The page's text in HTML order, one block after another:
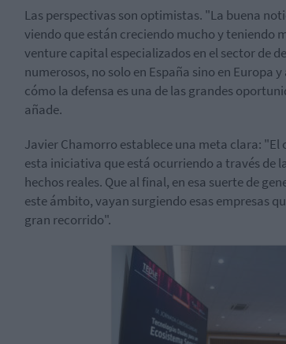
Las perspectivas son optimistas. "La buena
viendo que están creciendo mucho y teniendo
venture capital especializados en el sector de
numerosos, no solo en España sino en Europa
cómo la defensa es una de las grandes
añade.
Javier Chamorro establece una meta clara:
esta iniciativa que está ocurriendo a través de
hechos reales. Que al final, en esa suerte de
este ámbito, vayan surgiendo esas empresas
gran recorrido".